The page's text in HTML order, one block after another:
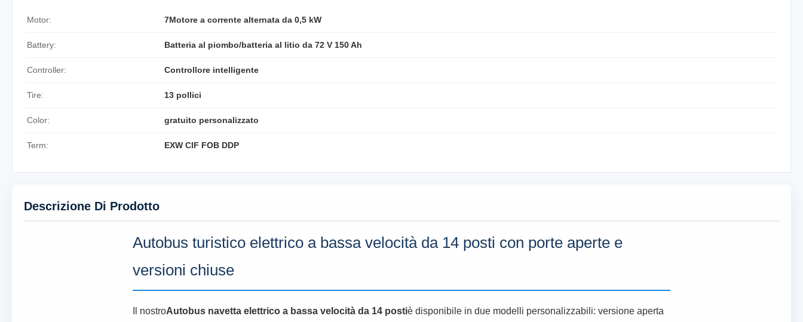
Motor: 7Motore a corrente alternata da 0,5 kW
Battery: Batteria al piombo/batteria al litio da 72 V 150 Ah
Controller: Controllore intelligente
Tire: 13 pollici
Color: gratuito personalizzato
Term: EXW CIF FOB DDP
Descrizione Di Prodotto
Autobus turistico elettrico a bassa velocità da 14 posti con porte aperte e
versioni chiuse
Il nostroAutobus navetta elettrico a bassa velocità da 14 postiè disponibile in due modelli personalizzabili: versione aperta